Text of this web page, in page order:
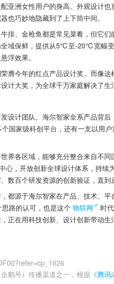
亚洲女性用户的身高。外观设计
也巧妙地隐藏到了上下筒中间。
排、金枪鱼都是常见菜肴，但它
域保鲜，提供从5℃至-20℃宽幅
浮效果。
膺今年的红点产品设计奖。而像
计大奖，为全球千万家庭解决了生
设计团队。海尔智家全系产品背
国家级科创平台，还有一支以用
界各区域，能够充分整合来自不
心，开放创新全球设计体系，持续
百个研发资源的创新验证，直到
源于海尔智家在产品、技术、平
路的认可，也是这个 物联网
时
正在用科技创新、设计创新带动
鹅号）传播渠道之一，根据 《腾